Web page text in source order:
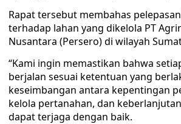
Rapat tersebut membahas
terhadap lahan yang dikelola PT
Nusantara (Persero) di wilayah
“Kami ingin memastikan bahwa
berjalan sesuai ketentuan yang
keseimbangan antara kepentingan
kelola pertanahan, dan
dapat terjaga dengan baik.